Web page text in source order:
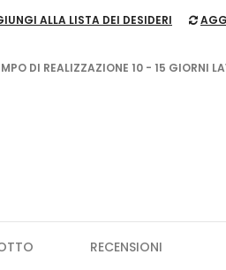
ALLA LISTA DEI DESIDERI
DI REALIZZAZIONE 10 - 15 GIORNI
RECENSIONI